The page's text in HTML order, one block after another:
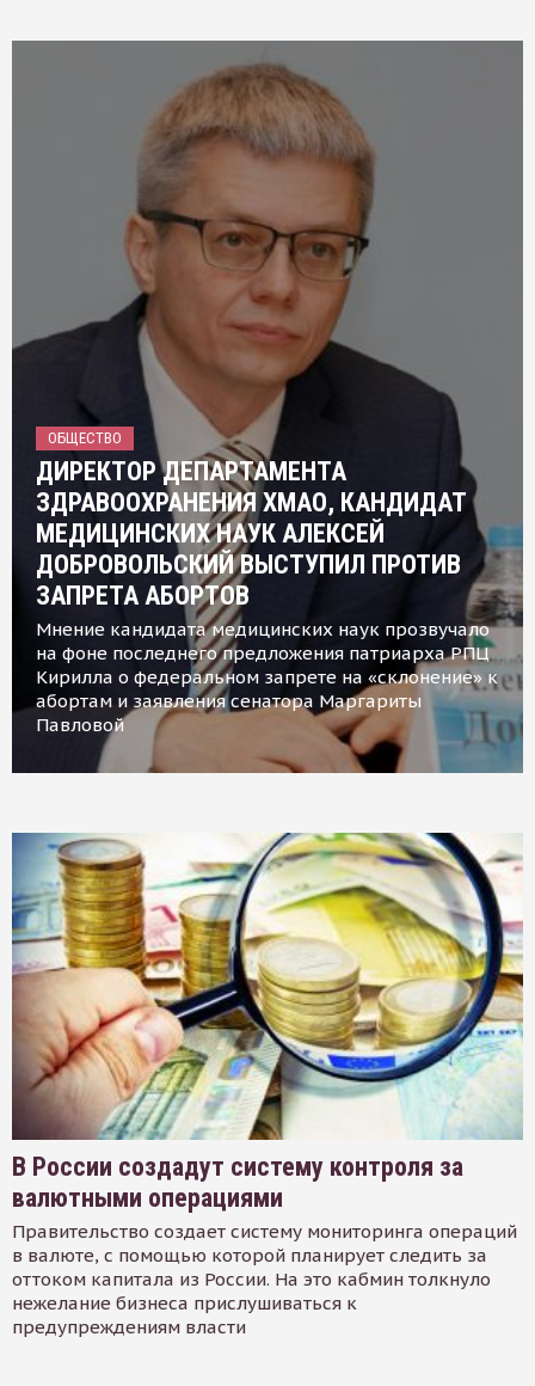
ОБЩЕСТВО
ДИРЕКТОР ДЕПАРТАМЕНТА
ЗДРАВООХРАНЕНИЯ ХМАО, КАНДИДАТ
МЕДИЦИНСКИХ НАУК АЛЕКСЕЙ
ДОБРОВОЛЬСКИЙ ВЫСТУПИЛ ПРОТИВ
ЗАПРЕТА АБОРТОВ
Мнение кандидата медицинских наук прозвучало
на фоне последнего предложения патриарха РПЦ
Кирилла о федеральном запрете на «склонение» к
абортам и заявления сенатора Маргариты
Павловой
В России создадут систему контроля за
валютными операциями
Правительство создает систему мониторинга операций
в валюте, с помощью которой планирует следить за
оттоком капитала из России. На это кабмин толкнуло
нежелание бизнеса прислушиваться к
предупреждениям власти